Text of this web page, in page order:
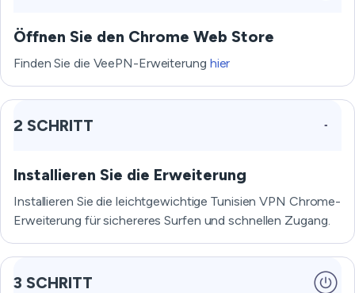
Öffnen Sie den Chrome Web Store
Finden Sie die VeePN-Erweiterung hier
2 SCHRITT
Installieren Sie die Erweiterung
Installieren Sie die leichtgewichtige Tunisien VPN Chrome-
Erweiterung für sichereres Surfen und schnellen Zugang.
3 SCHRITT